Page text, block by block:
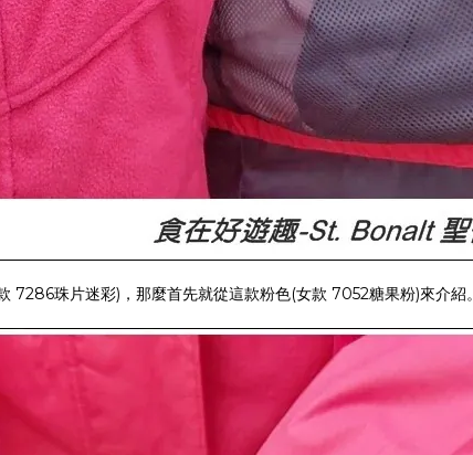
珠片迷彩)，那麼首先就從這款粉色(女款 7052糖果粉)來介紹。